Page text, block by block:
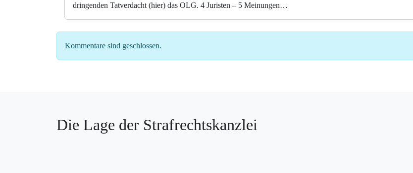
dringenden Tatverdacht (hier) das OLG. 4 Juristen – 5 Meinungen…
Kommentare sind geschlossen.
Die Lage der Strafrechtskanzlei